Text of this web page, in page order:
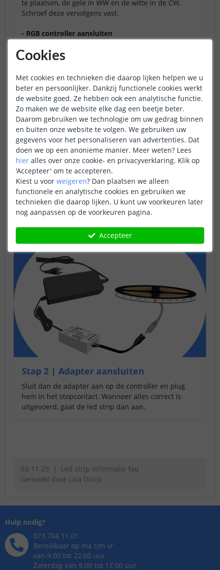
te plaatsen, de gele in WW en de witte in de CW.
Schroef deze vervolgens vast.
- RGB controller aansluiten
Dit doet u door de zwarte ader in de opening van V+
blauwe in B. Schroef deze vervolgens vast.
- RGBW controller aansluiten
Dit doet u door de zwarte ader in de opening van V+
te plaatsen, de groene in G, de rode in R, de blauwe
in B en de witte in W. Schroef deze vervolgens vast.
- RGBWW controller aansluiten
Dit doet u door de zwarte ader in de opening van V+
te plaatsen, de groene in G, de rode in R, de blauwe
in B, de witte in CW en de gele in WW. Schroef deze
vervolgens vast.
Stap 2 | Adapter aansluiten
Sluit dan de adapter aan op de controller en plug
hem in het stopcontact. Wanneer alles correct is
uitgevoerd, gaat de led strip dan aan.
03-11-23
Led strip informatie faq
Gemaakt door Lisa Disco
Hulp nodig?
073 704 11 01
Bereikbaar op ma t/m vr
van 9.00 tot 22.00 uur
Zaterdag van 9.00 tot 17.00 uur
Cookies
Met cookies en technieken die daarop lijken helpen we u
beter en persoonlijker. Dankzij functionele cookies werkt
de website goed. Ze hebben ook een analytische functie.
Zo maken we de website elke dag een beetje beter.
Daarom gebruiken we technologie om uw gedrag binnen
en buiten onze website te volgen. We gebruiken uw
gegevens voor het personaliseren van advertenties. Dat
doen we op een anonieme manier. Meer weten? Lees
hier alles over onze cookie- en privacyverklaring. Klik op
'Accepteer' om te accepteren.
Kiest u voor weigeren? Dan plaatsen we alleen
functionele en analytische cookies en gebruiken we
technieken die daarop lijken. U kunt uw voorkeuren later
nog aanpassen op de voorkeuren pagina.
Accepteer